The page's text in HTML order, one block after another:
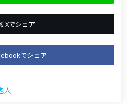
Xでシェア
でシェア
人